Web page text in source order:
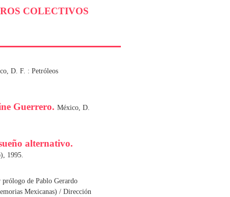
COLECTIVOS
D. F. : Petróleos
Guerrero. México, D.
alternativo.
1995.
de Pablo Gerardo
Mexicanas) / Dirección